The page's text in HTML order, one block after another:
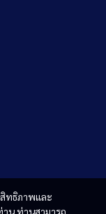
ทธิภาพและ
น ท่านสามารถ